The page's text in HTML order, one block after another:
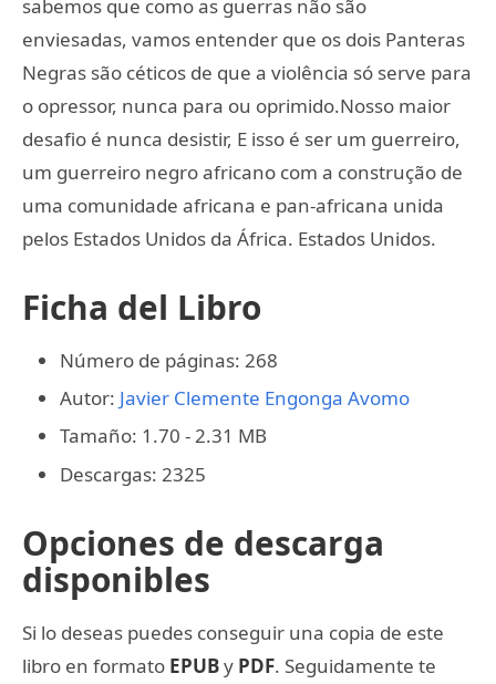
sabemos que como as guerras não são
enviesadas, vamos entender que os dois Panteras
Negras são céticos de que a violência só serve para
o opressor, nunca para ou oprimido.Nosso maior
desafio é nunca desistir, E isso é ser um guerreiro,
um guerreiro negro africano com a construção de
uma comunidade africana e pan-africana unida
pelos Estados Unidos da África. Estados Unidos.
Ficha del Libro
Número de páginas: 268
Autor: Javier Clemente Engonga Avomo
Tamaño: 1.70 - 2.31 MB
Descargas: 2325
Opciones de descarga
disponibles
Si lo deseas puedes conseguir una copia de este
libro en formato EPUBy PDF. Seguidamente te